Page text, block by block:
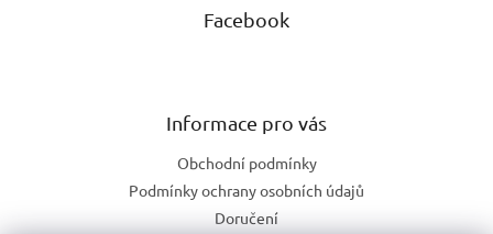
Facebook
Informace pro vás
Obchodní podmínky
Podmínky ochrany osobních údajů
Doručení